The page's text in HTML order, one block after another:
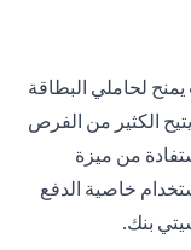
لحاملي البطاقة
الكثير من الفرص
من ميزة
خاصية الدفع
بنك.